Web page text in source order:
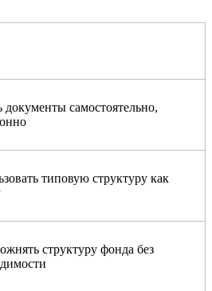
документы самостоятельно,
типовую структуру как
структуру фонда без